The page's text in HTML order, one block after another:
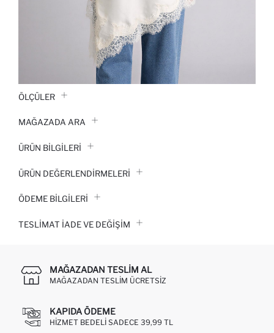
ÖLÇÜLER
MAĞAZADA ARA
ÜRÜN BILGILERI
ÜRÜN DEĞERLENDİRMELERİ
ÖDEME BİLGİLERİ
TESLIMAT İADE VE DEĞIŞIM
MAĞAZADAN TESLIM AL
MAĞAZADAN TESLIM ÜCRETSIZ
KAPIDA ÖDEME
HIZMET BEDELI SADECE 39,99 TL